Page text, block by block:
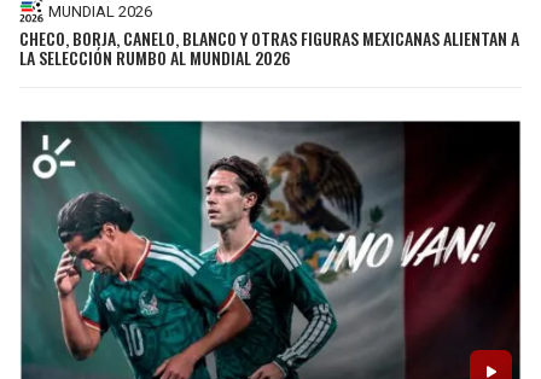
MUNDIAL 2026
CHECO, BORJA, CANELO, BLANCO Y OTRAS FIGURAS MEXICANAS ALIENTAN A
LA SELECCIÓN RUMBO AL MUNDIAL 2026